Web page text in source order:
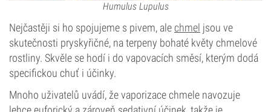
Humulus Lupulus
Nejčastěji si ho spojujeme s pivem, alechmel jsou ve
skutečnosti pryskyřičné, na terpeny bohaté květy chmelové
rostliny. Skvěle se hodí i do vapovacích směsí, kterým dodá
specifickou chuť i účinky.
Mnoho uživatelů uvádí, že vaporizace chmele navozuje